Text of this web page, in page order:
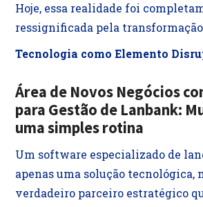
Hoje, essa realidade foi
ressignificada pela
Tecnologia como Elemento
Área de Novos Negócios
para Gestão de Lanbank:
uma simples rotina
Um software especializado de
apenas uma solução tecnológica,
verdadeiro parceiro estratégico